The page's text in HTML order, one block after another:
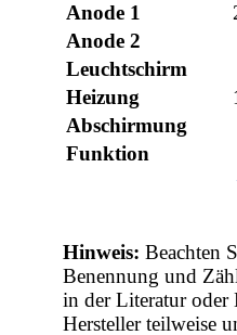
Anode 1
Anode 2
Leuchtschirm
Heizung
Abschirmung
Funktion
Hinweis: Beachten
Benennung und
in der Literatur oder
Hersteller teilweise